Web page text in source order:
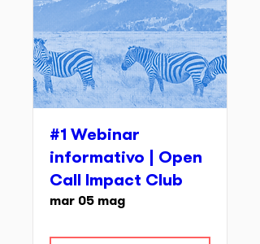
#1 Webinar
informativo | Open
Call Impact Club
mar 05 mag